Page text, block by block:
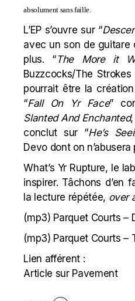
absolument sans faille.
L’EP s’ouvre sur “
avec un son de guitare
plus. “The More it
Buzzcocks/The
pourrait être la
“Fall On Yr Face”
Slanted And Enchanted,
conclut sur “He’s
Devo dont on n’abusera
What’s Yr Rupture, le
inspirer. Tâchons d’en
la lecture répétée, over
(mp3) Parquet Courts –
(mp3) Parquet Courts –
Lien afférent :
Article sur Pavement